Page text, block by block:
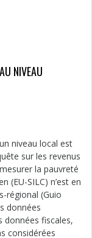
NIVEAU
niveau local est
sur les revenus
la pauvreté
(EU-SILC) n’est en
régional (Guio
données
données fiscales,
considérées